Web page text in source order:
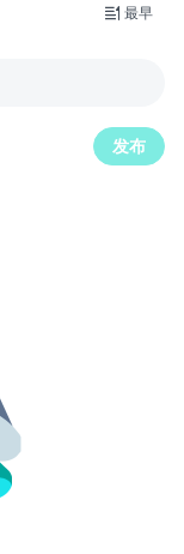
最早
发布